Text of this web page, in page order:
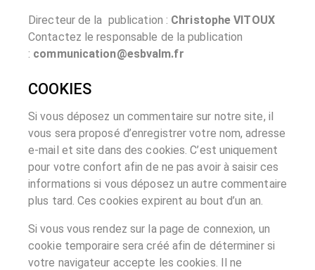
Directeur de la publication : Christophe VITOUX
Contactez le responsable de la publication
: communication@esbvalm.fr
COOKIES
Si vous déposez un commentaire sur notre site, il
vous sera proposé d’enregistrer votre nom, adresse
e-mail et site dans des cookies. C’est uniquement
pour votre confort afin de ne pas avoir à saisir ces
informations si vous déposez un autre commentaire
plus tard. Ces cookies expirent au bout d’un an.
Si vous vous rendez sur la page de connexion, un
cookie temporaire sera créé afin de déterminer si
votre navigateur accepte les cookies. Il ne